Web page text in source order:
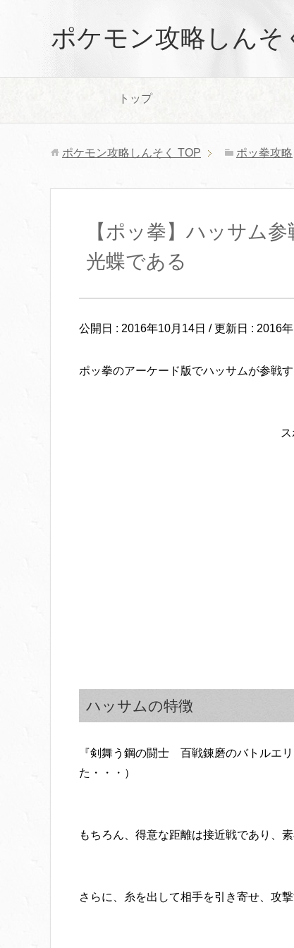
ポケモン攻略しんそ
トップ
ポケモン攻略しんそく TOP ポッ拳攻略
【ポッ拳】ハッサム
光蝶である
公開日 : 2016年10月14日 / 更新日 : 2016
ポッ拳のアーケード版でハッサムが参戦
ハッサムの特徴
『剣舞う鋼の闘士 百戦錬磨のバトルエ
た・・・）
もちろん、得意な距離は接近戦であり、
さらに、糸を出して相手を引き寄せ、攻